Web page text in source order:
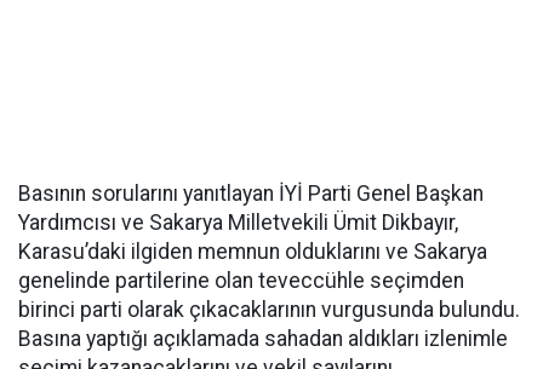
Basının sorularını yanıtlayan İYİ Parti Genel Başkan
Yardımcısı ve Sakarya Milletvekili Ümit Dikbayır,
Karasu’daki ilgiden memnun olduklarını ve Sakarya
genelinde partilerine olan teveccühle seçimden
birinci parti olarak çıkacaklarının vurgusunda bulundu.
Basına yaptığı açıklamada sahadan aldıkları izlenimle